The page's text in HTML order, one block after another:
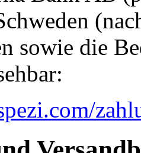
sowie die